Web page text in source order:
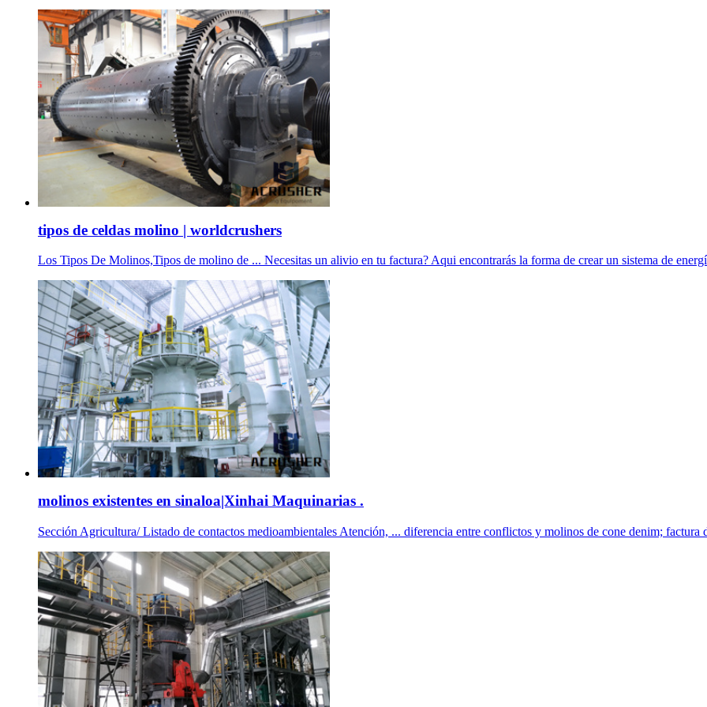
tipos de celdas molino | worldcrushers
Los Tipos De Molinos,Tipos de molino de ... Necesitas un alivio en tu factura? Aqui encontrarás la forma de crear un sistema de
molinos existentes en sinaloa|Xinhai Maquinarias .
Sección Agricultura/ Listado de contactos medioambientales Atención, ... diferencia entre conflictos y molinos de cone denim; factura